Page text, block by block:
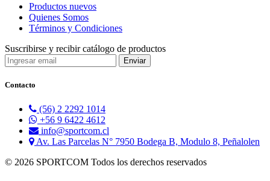
Productos nuevos
Quienes Somos
Términos y Condiciones
Suscribirse y recibir catálogo de productos
Contacto
(56) 2 2292 1014
+56 9 6422 4612
info@sportcom.cl
Av. Las Parcelas N° 7950 Bodega B, Modulo 8, Peñalolen
© 2026 SPORTCOM Todos los derechos reservados